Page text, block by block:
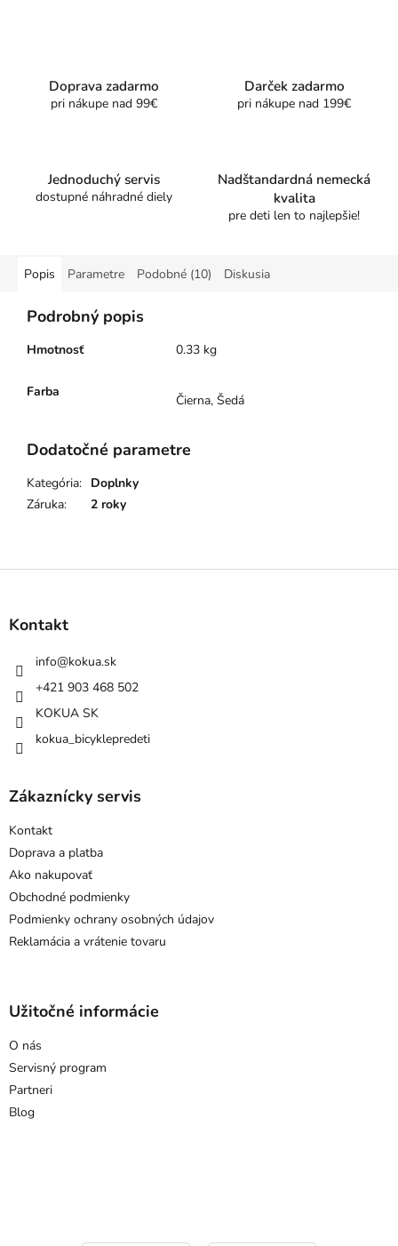
Doprava zadarmo
pri nákupe nad 99€
Darček zadarmo
pri nákupe nad 199€
Jednoduchý servis
dostupné náhradné diely
Nadštandardná nemecká
kvalita
pre deti len to najlepšie!
Popis Parametre Podobné (10) Diskusia
Podrobný popis
Hmotnosť 0.33 kg
Farba
Čierna, Šedá
Dodatočné parametre
Kategória: Doplnky
Záruka: 2 roky
Kontakt
info@kokua.sk
+421 903 468 502
KOKUA SK
kokua_bicyklepredeti
Zákaznícky servis
Kontakt
Doprava a platba
Ako nakupovať
Obchodné podmienky
Podmienky ochrany osobných údajov
Reklamácia a vrátenie tovaru
Užitočné informácie
O nás
Servisný program
Partneri
Blog